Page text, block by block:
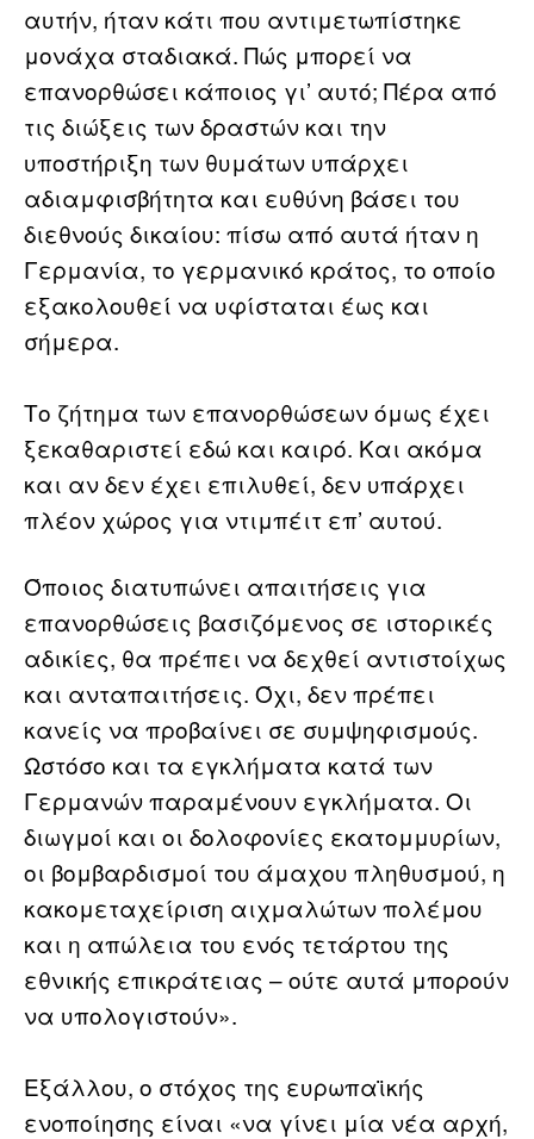
αυτήν, ήταν κάτι που αντιμετωπίστηκε
μονάχα σταδιακά. Πώς μπορεί να
επανορθώσει κάποιος γι’ αυτό; Πέρα από
τις διώξεις των δραστών και την
υποστήριξη των θυμάτων υπάρχει
αδιαμφισβήτητα και ευθύνη βάσει του
διεθνούς δικαίου: πίσω από αυτά ήταν η
Γερμανία, το γερμανικό κράτος, το οποίο
εξακολουθεί να υφίσταται έως και
σήμερα.
Το ζήτημα των επανορθώσεων όμως έχει
ξεκαθαριστεί εδώ και καιρό. Και ακόμα
και αν δεν έχει επιλυθεί, δεν υπάρχει
πλέον χώρος για ντιμπέιτ επ’ αυτού.
Όποιος διατυπώνει απαιτήσεις για
επανορθώσεις βασιζόμενος σε ιστορικές
αδικίες, θα πρέπει να δεχθεί αντιστοίχως
και ανταπαιτήσεις. Όχι, δεν πρέπει
κανείς να προβαίνει σε συμψηφισμούς.
Ωστόσο και τα εγκλήματα κατά των
Γερμανών παραμένουν εγκλήματα. Οι
διωγμοί και οι δολοφονίες εκατομμυρίων,
οι βομβαρδισμοί του άμαχου πληθυσμού, η
κακομεταχείριση αιχμαλώτων πολέμου
και η απώλεια του ενός τετάρτου της
εθνικής επικράτειας – ούτε αυτά μπορούν
να υπολογιστούν».
Εξάλλου, ο στόχος της ευρωπαϊκής
ενοποίησης είναι «να γίνει μία νέα αρχή,